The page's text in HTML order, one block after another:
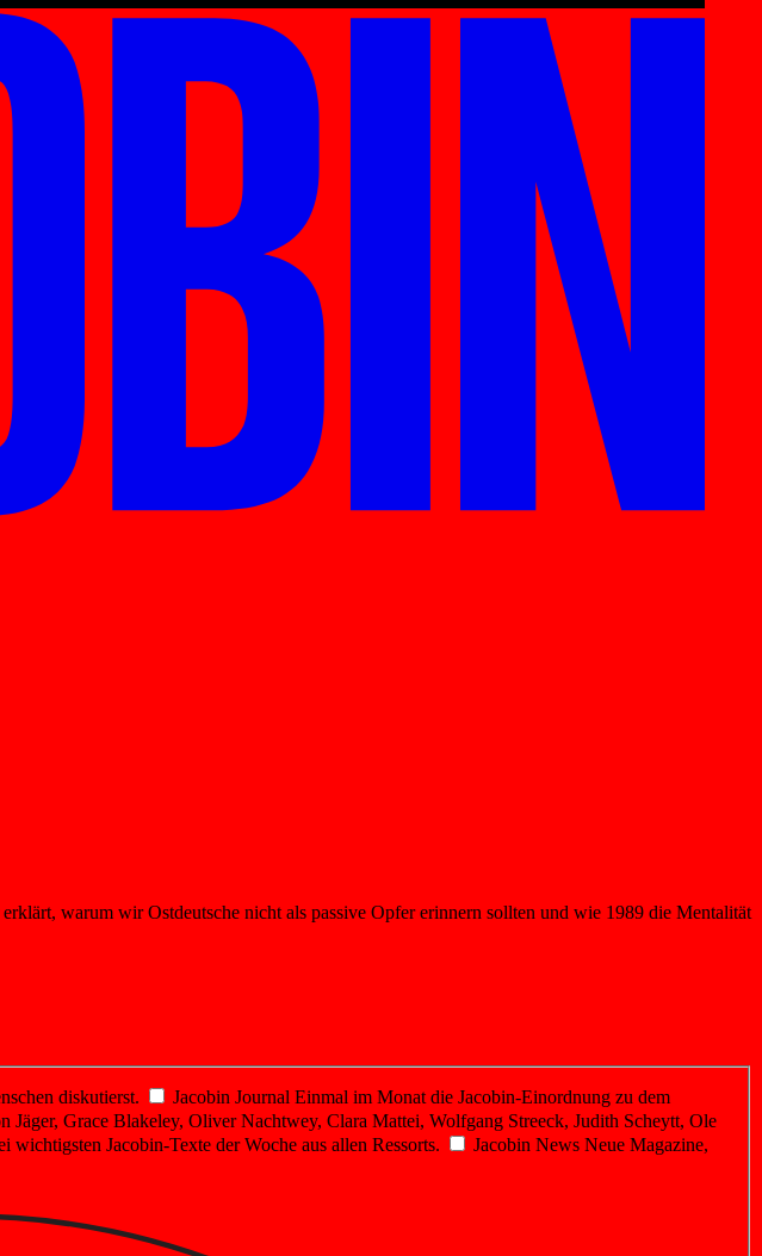
warum wir Ostdeutsche nicht als passive Opfer erinnern sollten und wie 1989 die Mentalität
diskutierst. Jacobin Journal Einmal im Monat die Jacobin-Einordnung zu dem
Jäger, Grace Blakeley, Oliver Nachtwey, Clara Mattei, Wolfgang Streeck, Judith Scheytt, Ole
Jacobin-Texte der Woche aus allen Ressorts. Jacobin News Neue Magazine,